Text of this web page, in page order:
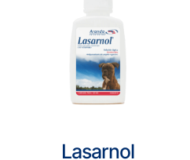
Lasarnol